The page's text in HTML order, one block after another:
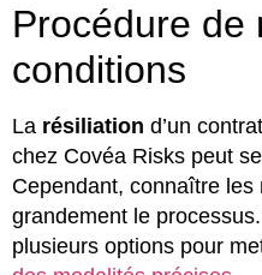
Procédure de
conditions
La résiliation d’un
chez Covéa Risks peut
Cependant, connaître
grandement le
plusieurs options pour